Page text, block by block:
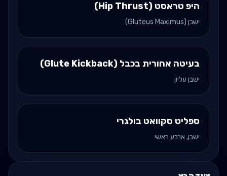
היפ טראסט (Hip Thrust)
ישבן (Gluteus Maximus)
בעיטה אחורית בכבל (Glute Kickback)
ישבן עליון
ספליט סקוואט בולגרי
ישבן, ארבע ראשי